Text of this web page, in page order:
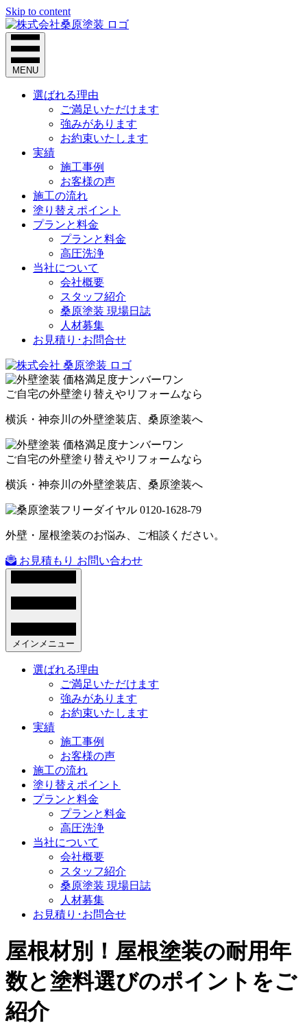
Skip to content
MENU
選ばれる理由
ご満足いただけます
強みがあります
お約束いたします
実績
施工事例
お客様の声
施工の流れ
塗り替えポイント
プランと料金
プランと料金
高圧洗浄
当社について
会社概要
スタッフ紹介
桑原塗装 現場日誌
人材募集
お見積り･お問合せ
ご自宅の外壁塗り替えやリフォームなら
横浜・神奈川の外壁塗装店、桑原塗装へ
ご自宅の外壁塗り替えやリフォームなら
横浜・神奈川の外壁塗装店、桑原塗装へ
外壁・屋根塗装のお悩み、ご相談ください。
お見積もり お問い合わせ
メインメニュー
選ばれる理由
ご満足いただけます
強みがあります
お約束いたします
実績
施工事例
お客様の声
施工の流れ
塗り替えポイント
プランと料金
プランと料金
高圧洗浄
当社について
会社概要
スタッフ紹介
桑原塗装 現場日誌
人材募集
お見積り･お問合せ
屋根材別！屋根塗装の耐用年
数と塗料選びのポイントをご
紹介